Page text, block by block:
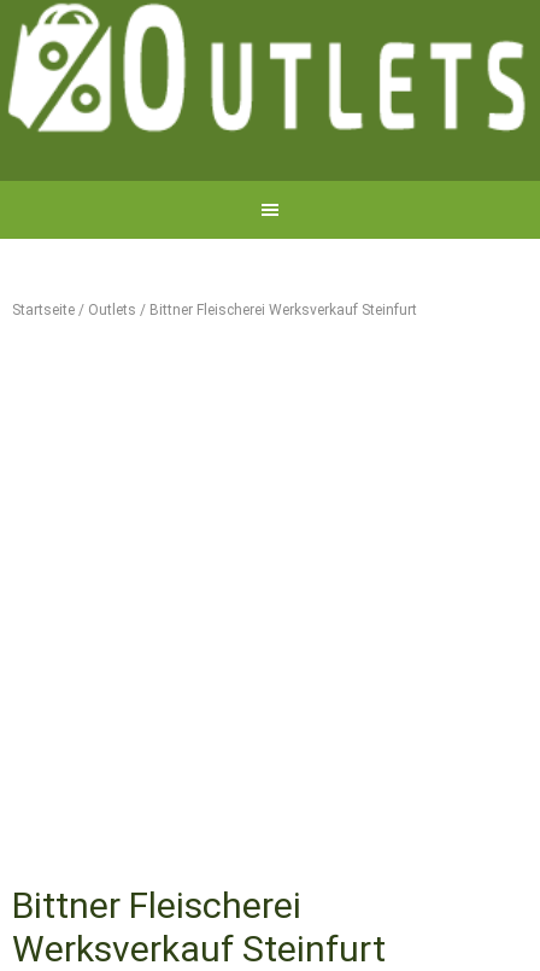
Startseite / Outlets / Bittner Fleischerei Werksverkauf Steinfurt
Bittner Fleischerei
Werksverkauf Steinfurt